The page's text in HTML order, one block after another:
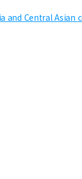
and Central Asian